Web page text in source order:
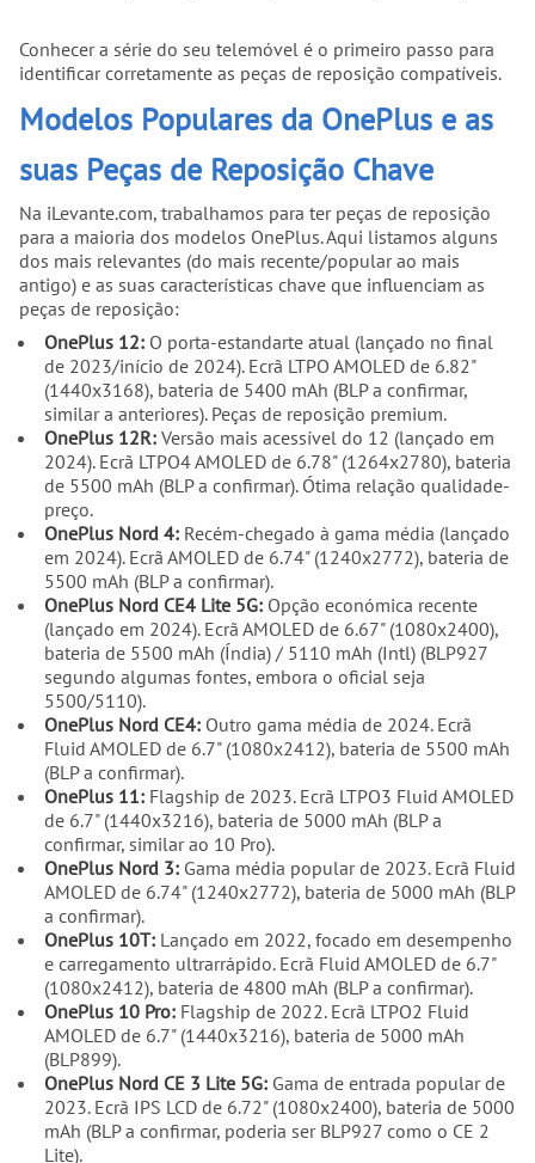
Conhecer a série do seu telemóvel é o primeiro passo para
identificar corretamente as peças de reposição compatíveis.
Modelos Populares da OnePlus e as
suas Peças de Reposição Chave
Na iLevante.com, trabalhamos para ter peças de reposição
para a maioria dos modelos OnePlus. Aqui listamos alguns
dos mais relevantes (do mais recente/popular ao mais
antigo) e as suas características chave que influenciam as
peças de reposição:
OnePlus 12:O porta-estandarte atual (lançado no final
de 2023/início de 2024). Ecrã LTPO AMOLED de 6.82"
(1440x3168), bateria de 5400 mAh (BLP a confirmar,
similar a anteriores). Peças de reposição premium.
OnePlus 12R:Versão mais acessível do 12 (lançado em
2024). Ecrã LTPO4 AMOLED de 6.78" (1264x2780), bateria
de 5500 mAh (BLP a confirmar). Ótima relação qualidade-
preço.
OnePlus Nord 4:Recém-chegado à gama média (lançado
em 2024). Ecrã AMOLED de 6.74" (1240x2772), bateria de
5500 mAh (BLP a confirmar).
OnePlus Nord CE4 Lite 5G:Opção económica recente
(lançado em 2024). Ecrã AMOLED de 6.67" (1080x2400),
bateria de 5500 mAh (Índia) / 5110 mAh (Intl) (BLP927
segundo algumas fontes, embora o oficial seja
5500/5110).
OnePlus Nord CE4:Outro gama média de 2024. Ecrã
Fluid AMOLED de 6.7" (1080x2412), bateria de 5500 mAh
(BLP a confirmar).
OnePlus 11:Flagship de 2023. Ecrã LTPO3 Fluid AMOLED
de 6.7" (1440x3216), bateria de 5000 mAh (BLP a
confirmar, similar ao 10 Pro).
OnePlus Nord 3:Gama média popular de 2023. Ecrã Fluid
AMOLED de 6.74" (1240x2772), bateria de 5000 mAh (BLP
a confirmar).
OnePlus 10T:Lançado em 2022, focado em desempenho
e carregamento ultrarrápido. Ecrã Fluid AMOLED de 6.7"
(1080x2412), bateria de 4800 mAh (BLP a confirmar).
OnePlus 10 Pro:Flagship de 2022. Ecrã LTPO2 Fluid
AMOLED de 6.7" (1440x3216), bateria de 5000 mAh
(BLP899).
OnePlus Nord CE 3 Lite 5G:Gama de entrada popular de
2023. Ecrã IPS LCD de 6.72" (1080x2400), bateria de 5000
mAh (BLP a confirmar, poderia ser BLP927 como o CE 2
Lite).